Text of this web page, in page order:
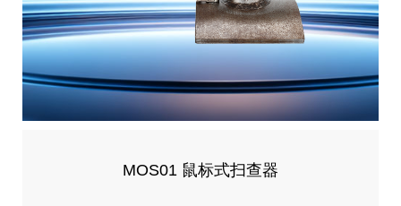
MOS01 鼠标式扫查器